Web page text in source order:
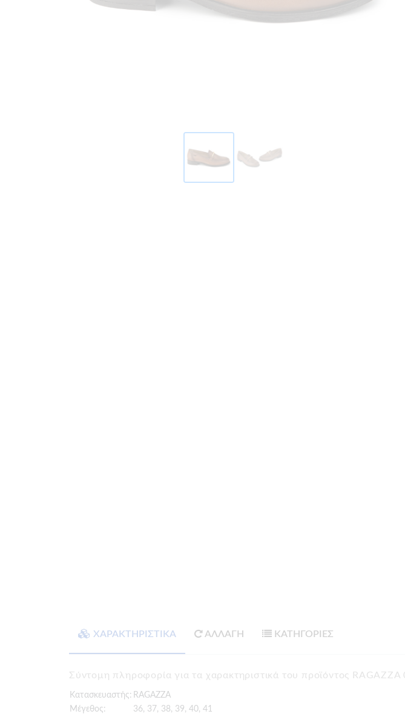
ΧΑΡΑΚΤΗΡΙΣΤΙΚΑ ΑΛΛΑΓΗ ΚΑΤΗΓΟΡΙΕΣ
Σύντομη πληροφορία για τα χαρακτηριστικά του προϊόντος
Κατασκευαστής: RAGAZZA
Μέγεθος:
36, 37, 38, 39, 40, 41